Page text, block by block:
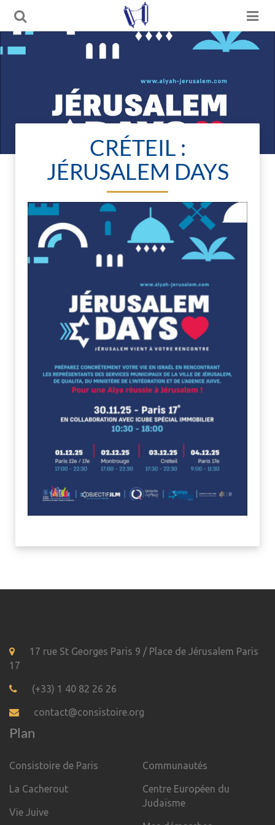
CRÉTEIL :
JÉRUSALEM DAYS
17 rue St Georges Paris 9 / Place de Jérusalem Paris
17
(+33) 1 40 82 26 26
contact@consistoire.org
Plan
Consistoire de Paris
La Cacherout
Vie Juive
Communautés
Centre Européen du
Judaïsme